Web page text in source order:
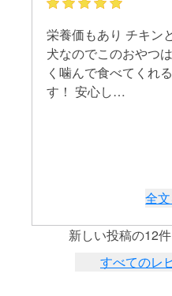
栄養価もあり チキン
犬なのでこのおやつ
く噛んで食べてくれ
す！ 安心し…
全
新しい投稿の12
すべてのレ